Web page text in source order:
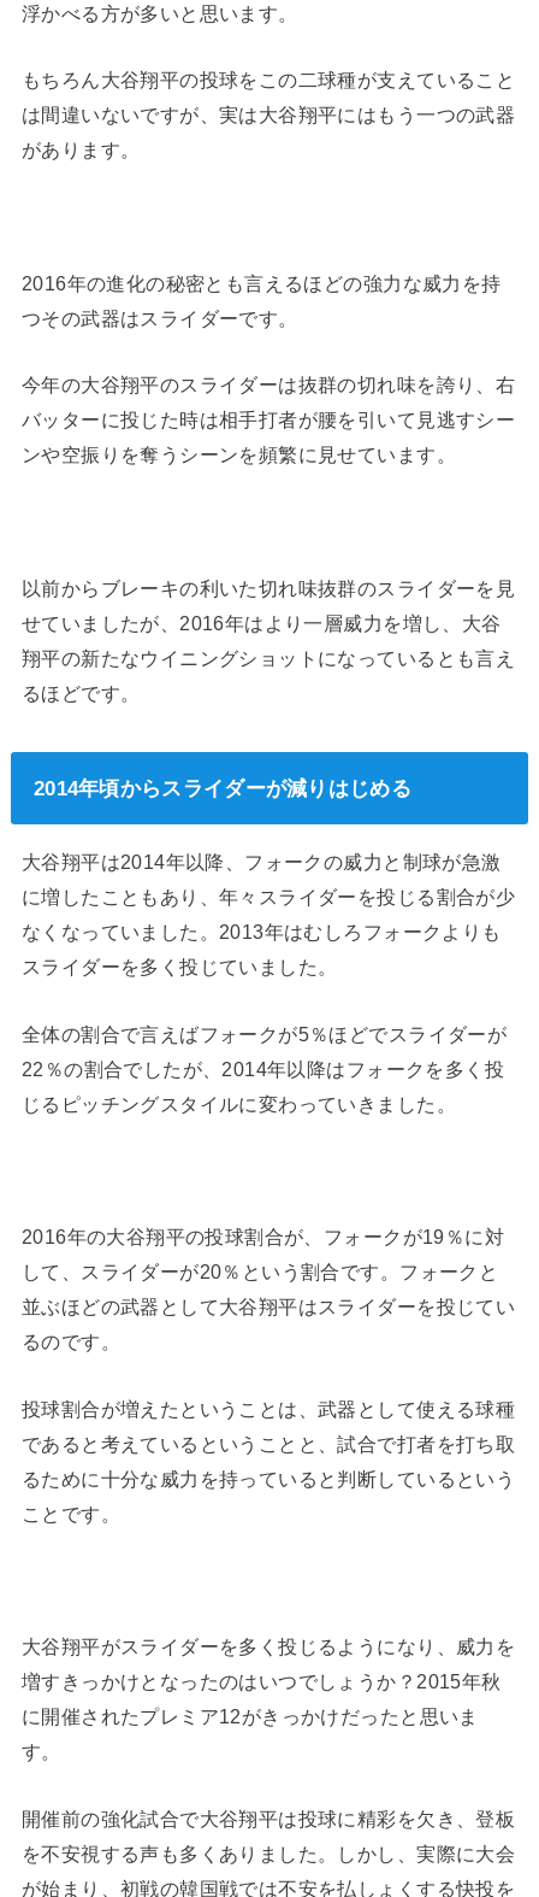
浮かべる方が多いと思います。
もちろん大谷翔平の投球をこの二球種が支えていること
は間違いないですが、実は大谷翔平にはもう一つの武器
があります。
2016年の進化の秘密とも言えるほどの強力な威力を持
つその武器はスライダーです。
今年の大谷翔平のスライダーは抜群の切れ味を誇り、右
バッターに投じた時は相手打者が腰を引いて見逃すシー
ンや空振りを奪うシーンを頻繁に見せています。
以前からブレーキの利いた切れ味抜群のスライダーを見
せていましたが、2016年はより一層威力を増し、大谷
翔平の新たなウイニングショットになっているとも言え
るほどです。
2014年頃からスライダーが減りはじめる
大谷翔平は2014年以降、フォークの威力と制球が急激
に増したこともあり、年々スライダーを投じる割合が少
なくなっていました。2013年はむしろフォークよりも
スライダーを多く投じていました。
全体の割合で言えばフォークが5％ほどでスライダーが
22％の割合でしたが、2014年以降はフォークを多く投
じるピッチングスタイルに変わっていきました。
2016年の大谷翔平の投球割合が、フォークが19％に対
して、スライダーが20％という割合です。フォークと
並ぶほどの武器として大谷翔平はスライダーを投じてい
るのです。
投球割合が増えたということは、武器として使える球種
であると考えているということと、試合で打者を打ち取
るために十分な威力を持っていると判断しているという
ことです。
大谷翔平がスライダーを多く投じるようになり、威力を
増すきっかけとなったのはいつでしょうか？2015年秋
に開催されたプレミア12がきっかけだったと思いま
す。
開催前の強化試合で大谷翔平は投球に精彩を欠き、登板
を不安視する声も多くありました。しかし、実際に大会
が始まり、初戦の韓国戦では不安を払しょくする快投を